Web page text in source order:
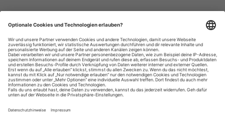
Datenschutzhinweise
Impressum
Privatsphäre-Einstellungen